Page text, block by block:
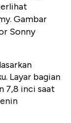
Gambar
Sonny
Layar bagian
7,8 inci saat